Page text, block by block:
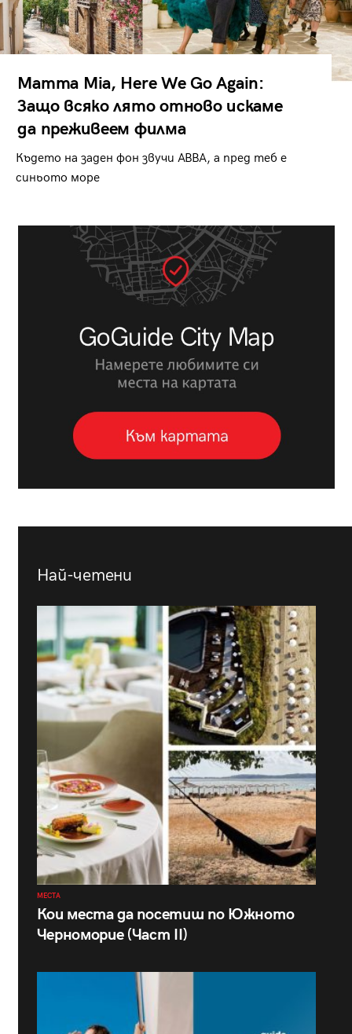
Mamma Mia, Here We Go Again:
Защо всяко лято отново искаме
да преживеем филма
Където на заден фон звучи ABBA, а пред теб е
синьото море
Най-четени
МЕСТА
Кои места да посетиш по Южното
Черноморие (Част II)